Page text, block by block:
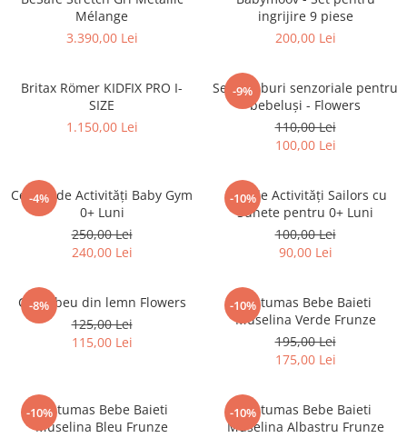
Mélange
3.390,00 Lei
ingrijire 9 piese
200,00 Lei
Britax Römer KIDFIX PRO I-
SIZE
1.150,00 Lei
-9%
Set 4 cuburi senzoriale pentru
bebeluși - Flowers
110,00 Lei
100,00 Lei
-4%
Centru de Activități Baby Gym
0+ Luni
250,00 Lei
240,00 Lei
-10%
Cub de Activități Sailors cu
Sunete pentru 0+ Luni
100,00 Lei
90,00 Lei
-8%
Curcubeu din lemn Flowers
125,00 Lei
115,00 Lei
-10%
Costumas Bebe Baieti
Muselina Verde Frunze
195,00 Lei
175,00 Lei
-10%
Costumas Bebe Baieti
Muselina Bleu Frunze
-10%
Costumas Bebe Baieti
Muselina Albastru Frunze